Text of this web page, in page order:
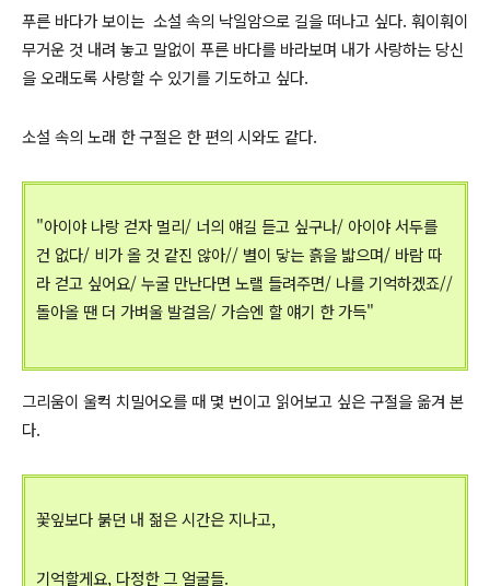
푸른 바다가 보이는 소설 속의 낙일암으로 길을 떠나고 싶다. 훠이훠이
무거운 것 내려 놓고 말없이 푸른 바다를 바라보며 내가 사랑하는 당신
을 오래도록 사랑할 수 있기를 기도하고 싶다.
소설 속의 노래 한 구절은 한 편의 시와도 같다.
"아이야 나랑 걷자 멀리/ 너의 얘길 듣고 싶구나/ 아이야 서두를
건 없다/ 비가 올 것 같진 않아// 별이 닿는 흙을 밟으며/ 바람 따
라 걷고 싶어요/ 누굴 만난다면 노랠 들려주면/ 나를 기억하겠죠//
돌아올 땐 더 가벼울 발걸음/ 가슴엔 할 얘기 한 가득"
그리움이 울컥 치밀어오를 때 몇 번이고 읽어보고 싶은 구절을 옮겨 본
다.
꽃잎보다 붉던 내 젊은 시간은 지나고,
기억할게요, 다정한 그 얼굴들.